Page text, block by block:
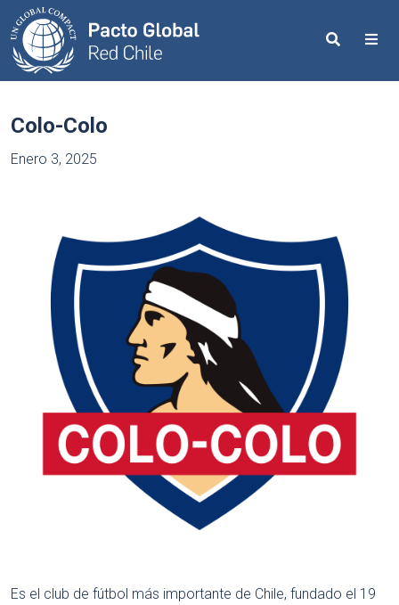
Search
Colo-Colo
Enero 3, 2025
Es el club de fútbol más importante de Chile, fundado el 19